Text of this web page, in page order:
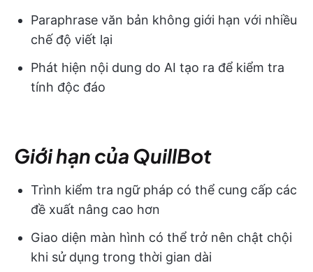
Paraphrase văn bản không giới hạn với nhiều
chế độ viết lại
Phát hiện nội dung do AI tạo ra để kiểm tra
tính độc đáo
Giới hạn của QuillBot
Trình kiểm tra ngữ pháp có thể cung cấp các
đề xuất nâng cao hơn
Giao diện màn hình có thể trở nên chật chội
khi sử dụng trong thời gian dài